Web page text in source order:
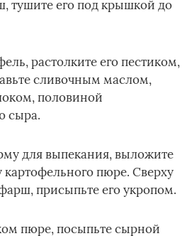
тушите его под крышкой до
растолките его пестиком,
сливочным маслом,
половиной
сыра.
для выпекания, выложите
пюре. Сверху
присыпьте его укропом.
пюре, посыпьте сырной